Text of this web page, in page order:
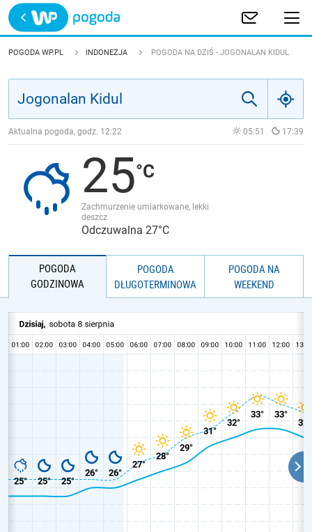
Trwa ładowanie
POLSKA
JAKOŚĆ POWIETRZA
POGODA WP.PL INDONEZJA POGODA NA DZIŚ - JOGONALAN KIDUL
Aktualna pogoda, godz. 12:22 05:51 17:39
25
Zachmurzenie umiarkowane, lekki
deszcz
Odczuwalna 27°C
POGODA
GODZINOWA
POGODA
DŁUGOTERMINOWA
POGODA NA
WEEKEND